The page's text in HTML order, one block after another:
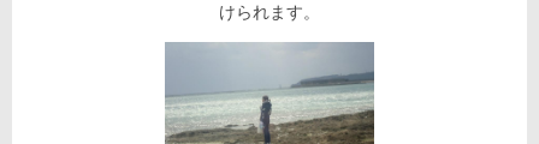
けられます。